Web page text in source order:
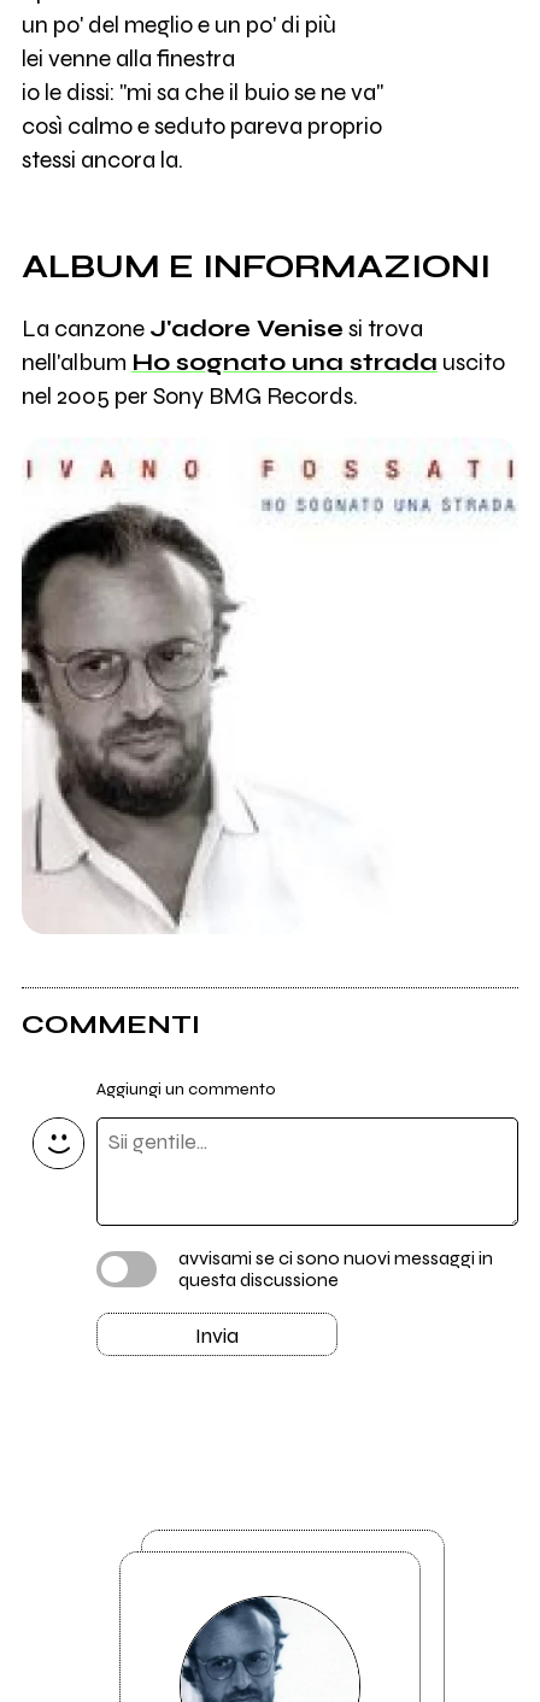
un po' del meglio e un po' di più
lei venne alla finestra
io le dissi: "mi sa che il buio se ne va"
così calmo e seduto pareva proprio
stessi ancora la.
ALBUM E INFORMAZIONI
La canzone J'adore Venise si trova
nell'album Ho sognato una strada uscito
nel 2005 per Sony BMG Records.
COMMENTI
Aggiungi un commento
avvisami se ci sono nuovi messaggi in
questa discussione
Invia